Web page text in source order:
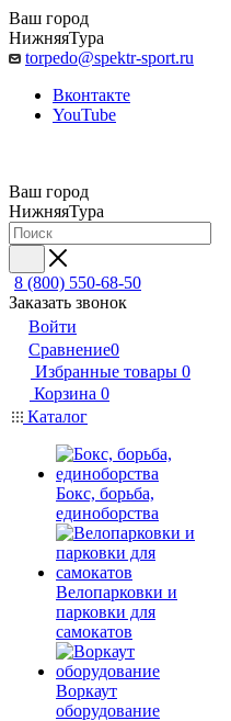
Ваш город
НижняяТура
torpedo@spektr-sport.ru
Вконтакте
YouTube
Ваш город
НижняяТура
8 (800) 550-68-50
Заказать звонок
Войти
Сравнение0
Избранные товары 0
Корзина 0
Каталог
Бокс, борьба,
единоборства
Велопарковки и
парковки для
самокатов
Воркаут
оборудование